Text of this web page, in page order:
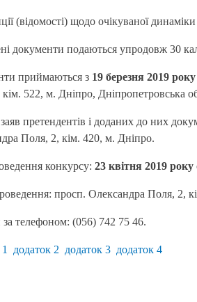
(відомості) щодо очікуваної
документи подаються упродовж 30
приймаються з 19 березня 2019
522, м. Дніпро, Дніпропетровська
претендентів і доданих до них
Поля, 2, кім. 420, м. Дніпро.
конкурсу: 23 квітня 2019 року
просп. Олександра Поля, 2,
за телефоном: (056) 742 75 46.
додаток 2 додаток 3 додаток 4